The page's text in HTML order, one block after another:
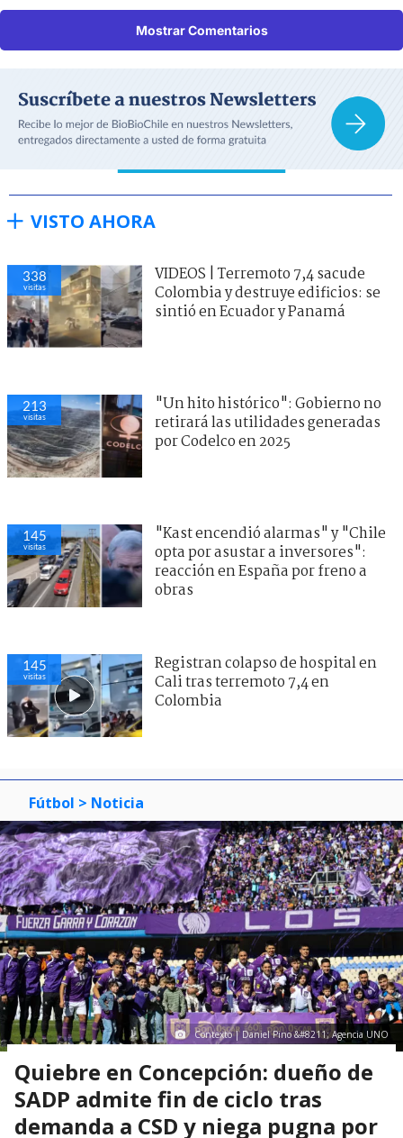
Mostrar Comentarios
VISTO AHORA
338
visitas
VIDEOS | Terremoto 7,4 sacude
Colombia y destruye edificios: se
sintió en Ecuador y Panamá
213
visitas
"Un hito histórico": Gobierno no
retirará las utilidades generadas
por Codelco en 2025
145
visitas
"Kast encendió alarmas" y "Chile
opta por asustar a inversores":
reacción en España por freno a
obras
145
visitas
Registran colapso de hospital en
Cali tras terremoto 7,4 en
Colombia
Fútbol > Noticia
Contexto | Daniel Pino &#8211; Agencia UNO
Quiebre en Concepción: dueño de
SADP admite fin de ciclo tras
demanda a CSD y niega pugna por